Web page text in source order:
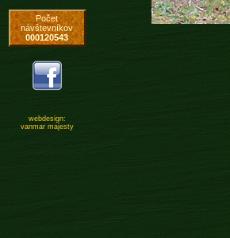
Počet
návštevníkov
000120543
webdesign:
vanmar majesty